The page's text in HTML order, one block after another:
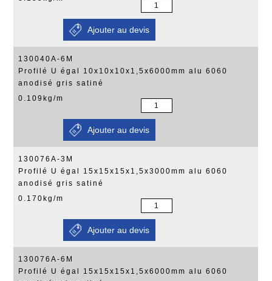
130040A-6M
Profilé U égal 10x10x10x1,5x6000mm alu 6060
anodisé gris satiné
0.109kg/m
130076A-3M
Profilé U égal 15x15x15x1,5x3000mm alu 6060
anodisé gris satiné
0.170kg/m
130076A-6M
Profilé U égal 15x15x15x1,5x6000mm alu 6060